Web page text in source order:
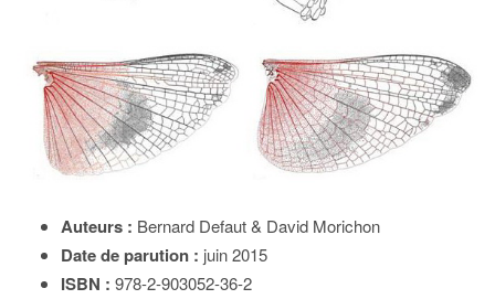
Auteurs : Bernard Defaut & David Morichon
Date de parution : juin 2015
ISBN : 978-2-903052-36-2